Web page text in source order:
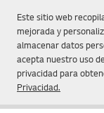
Este sitio web
mejorada y
almacenar datos
acepta nuestro uso
privacidad para
Privacidad.